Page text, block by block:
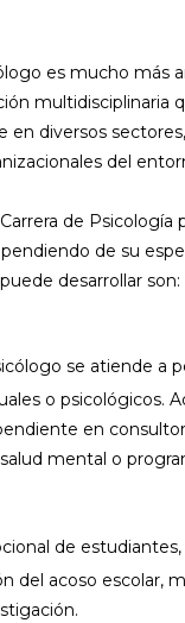
es mucho más
multidisciplinaria
en diversos
del
de Psicología
de su
desarrollar son:
se atiende a
o psicológicos.
en
mental o
de
del acoso escolar,